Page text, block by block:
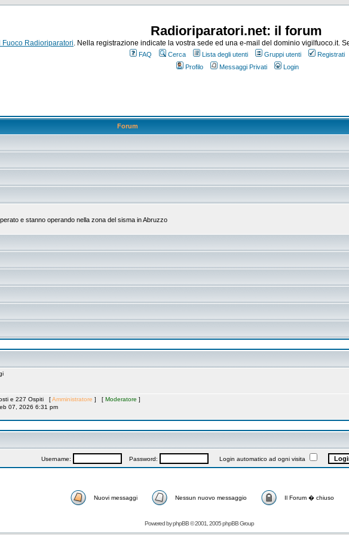
Radioriparatori.net: il forum
Fuoco Radioriparatori. Nella registrazione indicate la vostra sede ed una e-mail del dominio vigilfuoco.it.
FAQ Cerca Lista degli utenti Gruppi utenti
Registrati
Profilo
Messaggi Privati Login
Forum
e stanno operando nella zona del sisma in Abruzzo
e 227 Ospiti [Amministratore ] [ Moderatore ]
07, 2026 6:31 pm
Username: Password: Login automatico ad ogni visita
Nuovi messaggi Nessun nuovo messaggio Il Forum � chiuso
Powered byphpBB© 2001, 2005 phpBB Group